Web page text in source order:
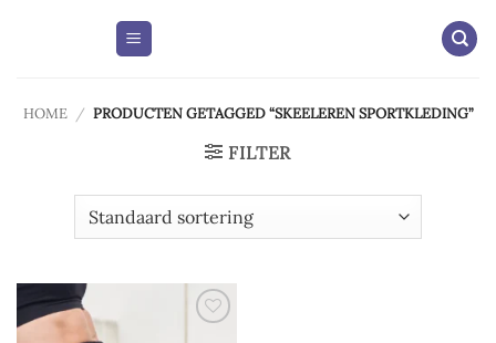
HOME / PRODUCTEN GETAGGED “SKEELEREN SPORTKLEDING”
FILTER